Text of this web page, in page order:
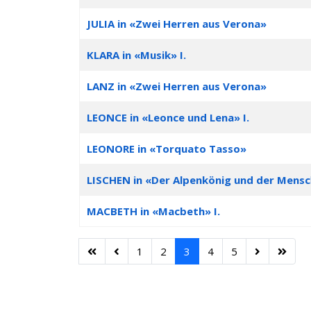
JULIA in «Zwei Herren aus Verona»
KLARA in «Musik» I.
LANZ in «Zwei Herren aus Verona»
LEONCE in «Leonce und Lena» I.
LEONORE in «Torquato Tasso»
LISCHEN in «Der Alpenkönig und der
MACBETH in «Macbeth» I.
1 2 3 4 5